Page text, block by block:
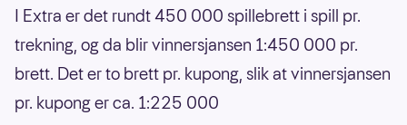
I Extra er det rundt 450 000 spillebrett i spill pr.
trekning, og da blir vinnersjansen 1:450 000 pr.
brett. Det er to brett pr. kupong, slik at vinnersjansen
pr. kupong er ca. 1:225 000